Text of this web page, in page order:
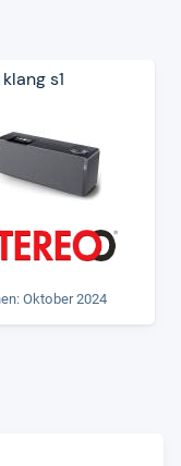
s1
Oktober 2024